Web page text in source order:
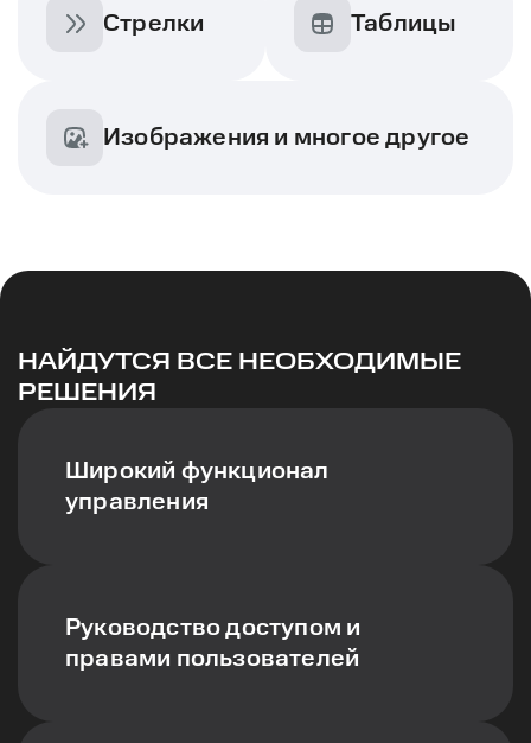
Стрелки Таблицы
Изображения и многое другое
НАЙДУТСЯ ВСЕ НЕОБХОДИМЫЕ
РЕШЕНИЯ
Широкий функционал
управления
Руководство доступом и
правами пользователей